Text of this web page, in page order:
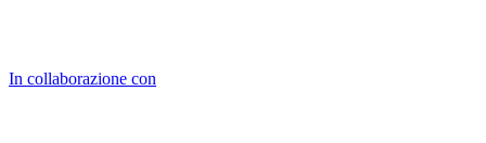
In collaborazione con